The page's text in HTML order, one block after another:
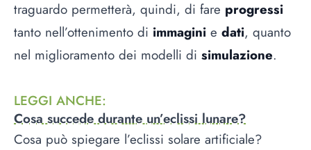
traguardo permetterà, quindi, di fare progressi
tanto nell’ottenimento di immagini e dati, quanto
nel miglioramento dei modelli di simulazione.
LEGGI ANCHE:
Cosa succede durante un’eclissi lunare?
Cosa può spiegare l’eclissi solare artificiale?